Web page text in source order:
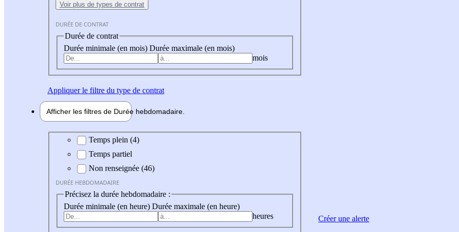
Voir plus de types de contrat
DURÉE DE CONTRAT
Durée de contrat
Durée minimale (en mois) Durée maximale (en mois)
mois
Appliquerle filtre du type de contrat
Afficher les filtres de Durée hebdomadaire
Durée hebdomadaire
Temps plein (4)
Temps partiel
Non renseignée (46)
DURÉE HEBDOMADAIRE
Précisez la durée hebdomadaire :
Durée minimale (en heure) Durée maximale (en heure)
heures
Créer une alerte